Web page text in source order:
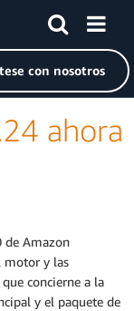
de inicio de Amazon
con nosotros
ahora
de Amazon
motor y las
concierne a la
y el paquete de